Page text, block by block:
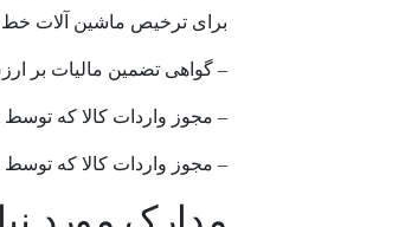
برای ترخیص ماشین آلات خط
– گواهی تضمین مالیات بر
– مجوز واردات کالا که
– مجوز واردات کالا که